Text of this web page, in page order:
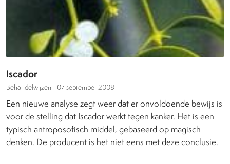
Iscador
Behandelwijzen - 07 september 2008
Een nieuwe analyse zegt weer dat er onvoldoende bewijs is
voor de stelling dat Iscador werkt tegen kanker. Het is een
typisch antroposofisch middel, gebaseerd op magisch
denken. De producent is het niet eens met deze conclusie.